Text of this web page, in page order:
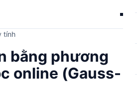
tính
bằng phương
online (Gauss-